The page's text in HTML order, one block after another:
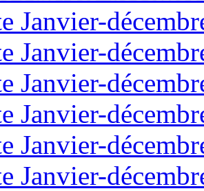
Janvier-
Janvier-
Janvier-
Janvier-
Janvier-
Janvier-